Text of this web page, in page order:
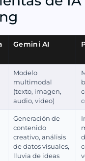
Gemini AI
Modelo
multimodal
(texto, imagen,
audio, video)
Generación de
contenido
creativo, análisis
de datos visuales,
lluvia de ideas